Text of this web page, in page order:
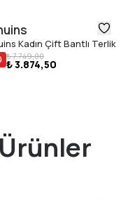
Kadın Çift Bantlı Terlik
₺ 7.749,00
₺ 3.874,50